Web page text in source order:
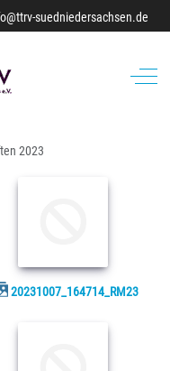
suedniedersachsen.de
Off-
2023
20231007_164714_RM23